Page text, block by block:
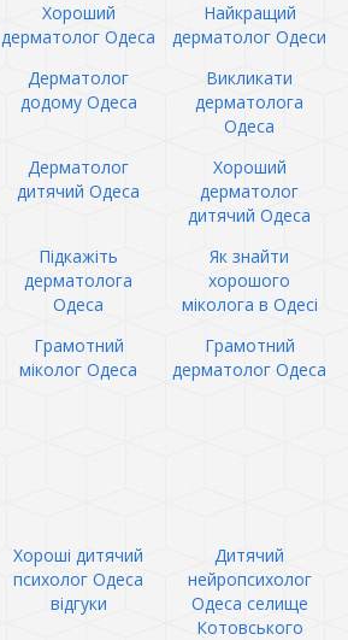
Хороший
дерматолог Одеса
Найкращий
дерматолог Одеси
Дерматолог
додому Одеса
Викликати
дерматолога
Одеса
Дерматолог
дитячий Одеса
Хороший
дерматолог
дитячий Одеса
Підкажіть
дерматолога
Одеса
Як знайти
хорошого
міколога в Одесі
Грамотний
міколог Одеса
Грамотний
дерматолог Одеса
Хороші дитячий
психолог Одеса
відгуки
Дитячий
нейропсихолог
Одеса селище
Котовського